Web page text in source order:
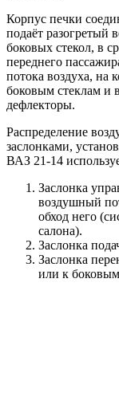
Корпус печки
подаёт разогретый
боковых стекол, в
переднего
потока воздуха, на
боковым стеклам и
дефлекторы.
Распределение
заслонками,
ВАЗ 21-14
Заслонка
воздушный
обход него
салона).
Заслонка
Заслонка
или к